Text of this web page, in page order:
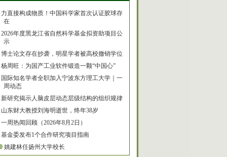
力直接构成物质！中国科学家首次认证胶球存
在
2026年度黑龙江省自然科学基金拟资助项目公
示
博士论文存在抄袭，明星学者被高校撤销学位
杨周旺：为国产工业软件锻造一颗“中国心”
国际知名学者全职加入宁波东方理工大学｜一
周动态
新研究揭示人脑皮层动态层级结构的组织规律
山东财大教授刘海明逝世，终年38岁
一周热闻回顾（2026年8月2日）
基金委发布1个合作研究项目指南
姚建林任扬州大学校长